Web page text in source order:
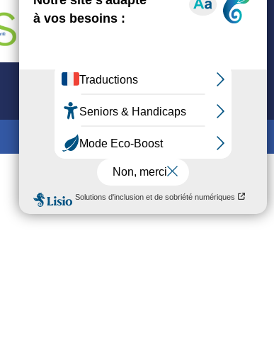
Mis en ligne par